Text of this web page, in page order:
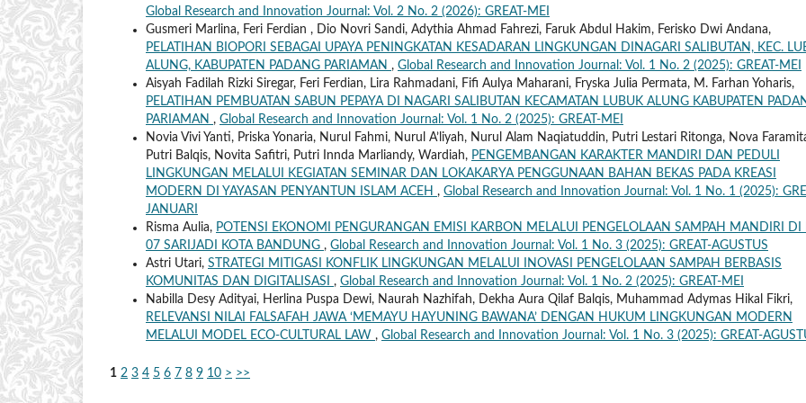
Global Research and Innovation Journal: Vol. 2 No. 2 (2026): GREAT-MEI
Gusmeri Marlina, Feri Ferdian , Dio Novri Sandi, Adythia Ahmad Fahrezi, Faruk Abdul Hakim, Ferisko Dwi Andana,
PELATIHAN BIOPORI SEBAGAI UPAYA PENINGKATAN KESADARAN LINGKUNGAN DINAGARI SALIBUTAN, KEC.
ALUNG, KABUPATEN PADANG PARIAMAN , Global Research and Innovation Journal: Vol. 1 No. 2 (2025): GREAT-MEI
Aisyah Fadilah Rizki Siregar, Feri Ferdian, Lira Rahmadani, Fifi Aulya Maharani, Fryska Julia Permata, M. Farhan Yoharis,
PELATIHAN PEMBUATAN SABUN PEPAYA DI NAGARI SALIBUTAN KECAMATAN LUBUK ALUNG KABUPATEN
PARIAMAN , Global Research and Innovation Journal: Vol. 1 No. 2 (2025): GREAT-MEI
Novia Vivi Yanti, Priska Yonaria, Nurul Fahmi, Nurul A’liyah, Nurul Alam Naqiatuddin, Putri Lestari Ritonga, ⁠Nova
Putri Balqis, Novita Safitri, Putri Innda Marliandy, Wardiah, PENGEMBANGAN KARAKTER MANDIRI DAN PEDULI
LINGKUNGAN MELALUI KEGIATAN SEMINAR DAN LOKAKARYA PENGGUNAAN BAHAN BEKAS PADA KREASI
MODERN DI YAYASAN PENYANTUN ISLAM ACEH , Global Research and Innovation Journal: Vol. 1 No. 1 (2025):
JANUARI
Risma Aulia, POTENSI EKONOMI PENGURANGAN EMISI KARBON MELALUI PENGELOLAAN SAMPAH MANDIRI DI
07 SARIJADI KOTA BANDUNG , Global Research and Innovation Journal: Vol. 1 No. 3 (2025): GREAT-AGUSTUS
Astri Utari, STRATEGI MITIGASI KONFLIK LINGKUNGAN MELALUI INOVASI PENGELOLAAN SAMPAH BERBASIS
KOMUNITAS DAN DIGITALISASI , Global Research and Innovation Journal: Vol. 1 No. 2 (2025): GREAT-MEI
Nabilla Desy Adityai, Herlina Puspa Dewi, Naurah Nazhifah, Dekha Aura Qilaf Balqis, Muhammad Adymas Hikal Fikri,
RELEVANSI NILAI FALSAFAH JAWA ‘MEMAYU HAYUNING BAWANA’ DENGAN HUKUM LINGKUNGAN MODERN
MELALUI MODEL ECO-CULTURAL LAW , Global Research and Innovation Journal: Vol. 1 No. 3 (2025): GREAT-
1 2 3 4 5 6 7 8 9 10 > >>